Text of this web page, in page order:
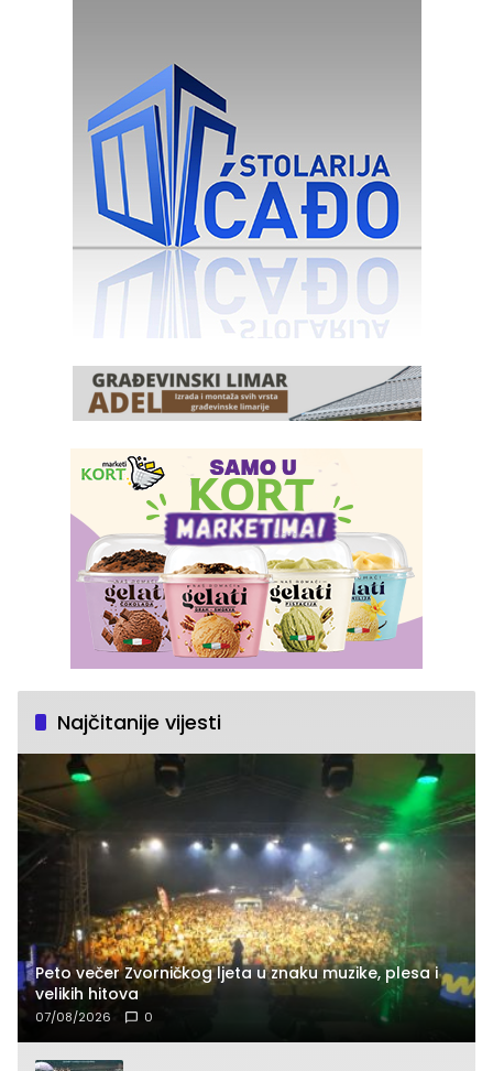
Najčitanije vijesti
Peto večer Zvorničkog ljeta u znaku muzike, plesa i
velikih hitova
07/08/2026 0